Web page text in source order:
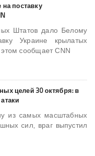
поставку
Штатов дало Белому
Украине крылатых
сообщает CNN
целей 30 октября: в
из самых масштабных
сил, враг выпустил